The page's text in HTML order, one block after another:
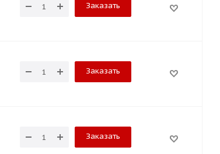
Заказать
Заказать
Заказать